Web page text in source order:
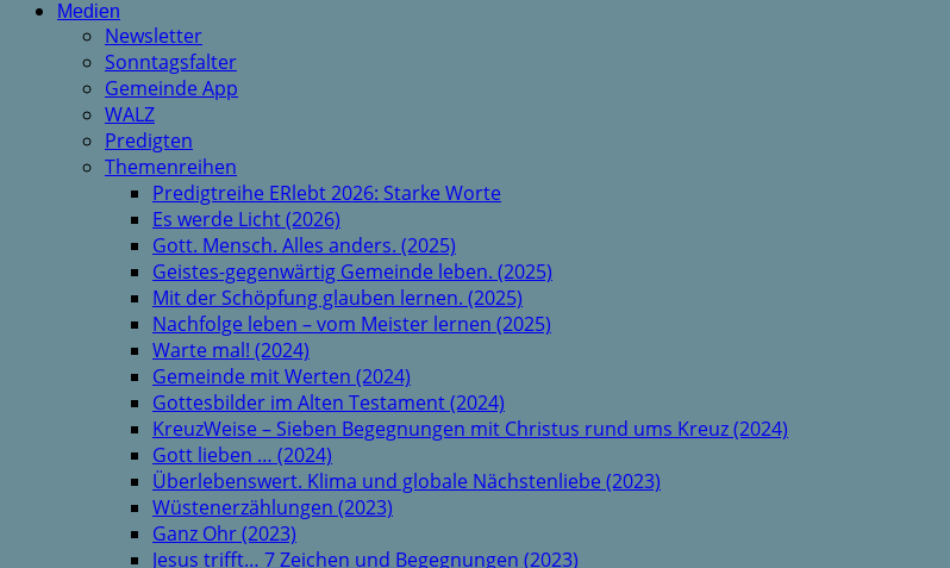
Medien
Newsletter
Sonntagsfalter
Gemeinde App
WALZ
Predigten
Themenreihen
Predigtreihe ERlebt 2026: Starke Worte
Es werde Licht (2026)
Gott. Mensch. Alles anders. (2025)
Geistes-gegenwärtig Gemeinde leben. (2025)
Mit der Schöpfung glauben lernen. (2025)
Nachfolge leben – vom Meister lernen (2025)
Warte mal! (2024)
Gemeinde mit Werten (2024)
Gottesbilder im Alten Testament (2024)
KreuzWeise – Sieben Begegnungen mit Christus rund ums Kreuz (2024)
Gott lieben … (2024)
Überlebenswert. Klima und globale Nächstenliebe (2023)
Wüstenerzählungen (2023)
Ganz Ohr (2023)
Jesus trifft… 7 Zeichen und Begegnungen (2023)